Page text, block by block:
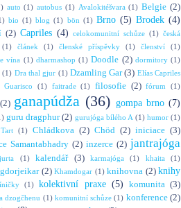
auto (1) autobus (1) Avalokitéšvara (1) Belgie (2)
bio (1) blog (1) bön (1) Brno (5) Brodek (4)
(2) Capriles (4) celokomunitní schůze (1) česká
(1) článek (1) členské příspěvky (1) členství
(1)
vína (1) dharmashop (1) Doodle (2) dormitory (1)
(1) Dra thal gjur (1) Dzamling Gar (3) Elías Capriles
Guarisco (1) faitrade (1) filosofie (2) fórum (1)
(2) ganapúdža (36) gompa brno (7)
guru dragphur (2) gurujóga bílého A (1) humor (1)
(1) Chládkova (2) Chöd (2) iniciace (3)
Samantabhadry (2) inzerce (2) jantrajóga
jurta (1) kalendář (3) karmajóga (1) khaita (1)
(2) Khamdogar (1) knihovna (2) knihy
(1) kolektivní praxe (5) komunita (3)
dzogčhenu (1) komunitní schůze (1) konference (2)